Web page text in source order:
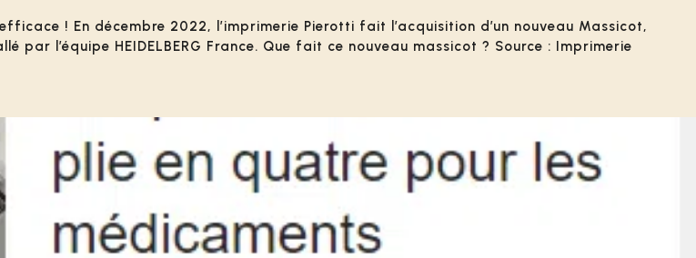
! En décembre 2022, l’imprimerie Pierotti fait l’acquisition d’un nouveau Massicot,
par l’équipe HEIDELBERG France. Que fait ce nouveau massicot ? Source : Imprimerie